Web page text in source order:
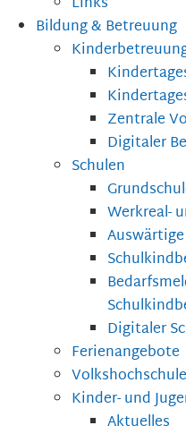
Bildung & Betreuung
Zentrale
Digitaler
Schulen
Werkreal-
Digitaler
Ferienangebote
Volkshochschule
Kinder- und
Aktuelles